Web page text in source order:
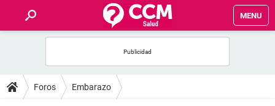
MENU
FOROS
Foros Embarazo